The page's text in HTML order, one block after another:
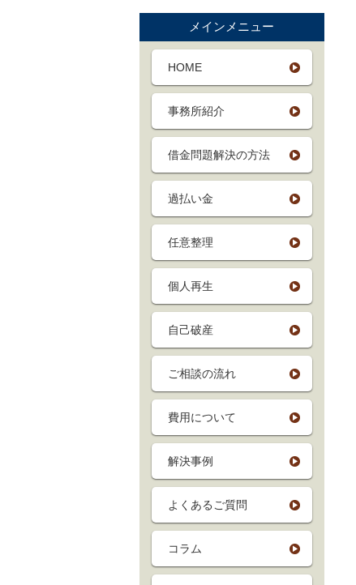
メインメニュー
HOME
事務所紹介
借金問題解決の方法
過払い金
任意整理
個人再生
自己破産
ご相談の流れ
費用について
解決事例
よくあるご質問
コラム